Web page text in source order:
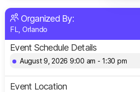
Organized By:
FL, Orlando
Event Schedule Details
August 9, 2026 9:00 am - 1:30 pm
Event Location